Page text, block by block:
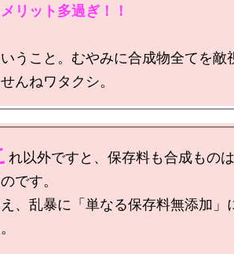
リット多過ぎ！！
いうこと。むやみに合成物全てを敵
れ以外ですと、保存料も合成もの
です。
、乱暴に「単なる保存料無添加」